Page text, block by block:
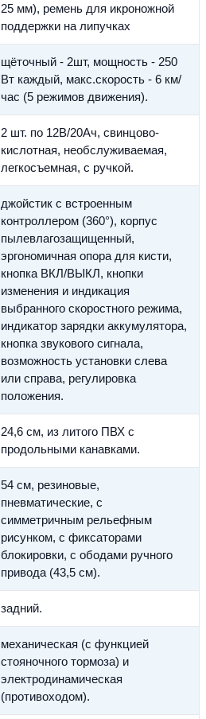
25 мм), ремень для икроножной
поддержки на липучках
щёточный - 2шт, мощность - 250
Вт каждый, макс.скорость - 6 км/
час (5 режимов движения).
2 шт. по 12В/20Ач, свинцово-
кислотная, необслуживаемая,
легкосъемная, с ручкой.
джойстик с встроенным
контроллером (360°), корпус
пылевлагозащищенный,
эргономичная опора для кисти,
кнопка ВКЛ/ВЫКЛ, кнопки
изменения и индикация
выбранного скоростного режима,
индикатор зарядки аккумулятора,
кнопка звукового сигнала,
возможность установки слева
или справа, регулировка
положения.
24,6 см, из литого ПВХ с
продольными канавками.
54 см, резиновые,
пневматические, с
симметричным рельефным
рисунком, с фиксаторами
блокировки, с ободами ручного
привода (43,5 см).
задний.
механическая (с функцией
стояночного тормоза) и
электродинамическая
(противоходом).